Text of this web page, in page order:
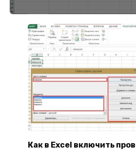
Как в Excel включить